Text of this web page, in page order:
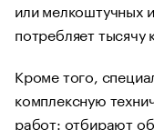
или мелкоштучных
потребляет
Кроме того,
комплексную
работ: отбирают